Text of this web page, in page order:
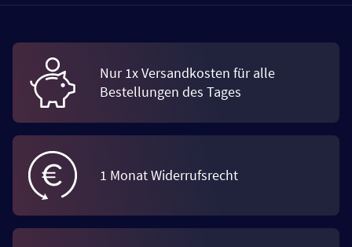
Nur 1x Versandkosten für alle
Bestellungen des Tages
1 Monat Widerrufsrecht